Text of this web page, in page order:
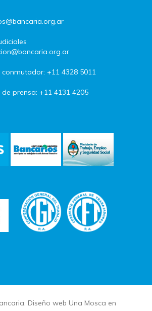
+11 4328 5011
prensa: +11 4131 4205
Diseño web Una Mosca en